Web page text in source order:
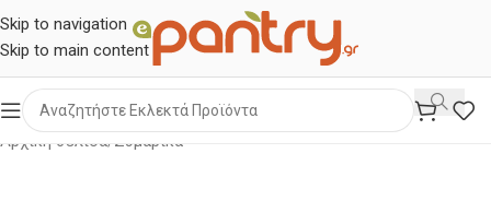
Skip to navigation
Skip to main content
Αρχική σελίδα/ Ζυμαρικά